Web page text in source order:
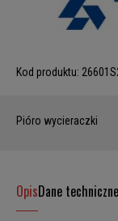
Kod produktu:
Pióro wycieraczki
OpisDane techniczne